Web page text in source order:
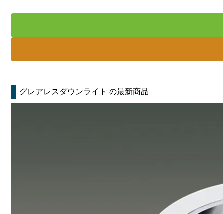
グレアレスダウンライトの最新商品